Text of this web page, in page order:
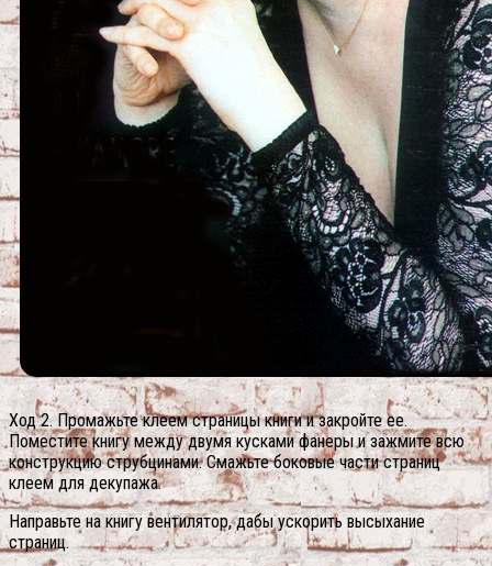
Ход 2. Промажьте клеем страницы книги и закройте ее.
Поместите книгу между двумя кусками фанеры и зажмите всю
конструкцию струбцинами. Смажьте боковые части страниц
клеем для декупажа.
Направьте на книгу вентилятор, дабы ускорить высыхание
страниц.